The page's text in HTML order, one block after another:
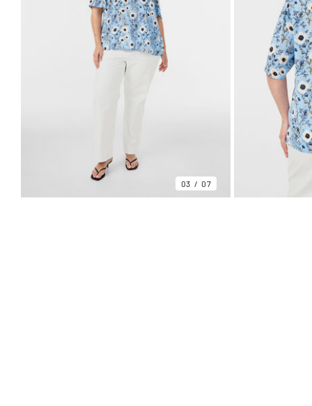
03 07